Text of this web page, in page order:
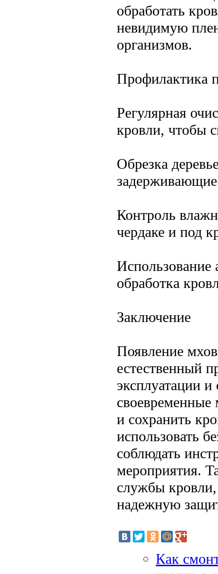
обработать
невидимую
организмов.
Профилактика
Регулярная
кровли, чтобы
Обрезка
задерживающие
Контроль
чердаке и под
Использование
обработка
Заключение
Появление
естественный
эксплуатации
своевременные
и сохранить
использовать
соблюдать
мероприятия.
службы кровли,
надежную
Как